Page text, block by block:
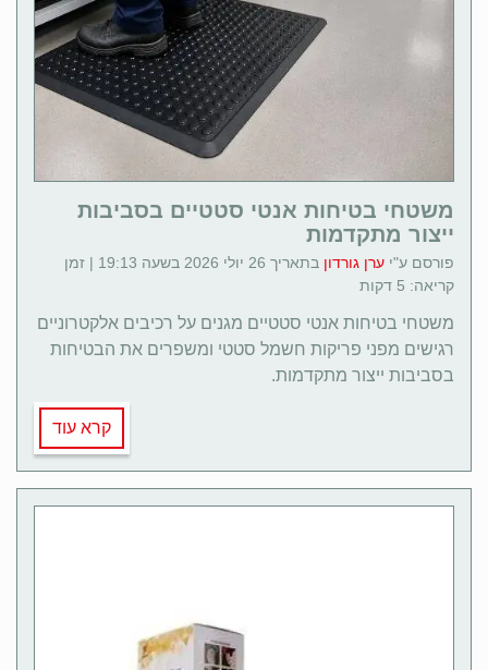
משטחי בטיחות אנטי סטטיים בסביבות
ייצור מתקדמות
פורסם ע"י ערן גורדון
בתאריך 26 יולי 2026 בשעה 19:13 | זמן
קריאה: 5 דקות
משטחי בטיחות אנטי סטטיים מגנים על רכיבים אלקטרוניים
רגישים מפני פריקות חשמל סטטי ומשפרים את הבטיחות
בסביבות ייצור מתקדמות.
קרא עוד